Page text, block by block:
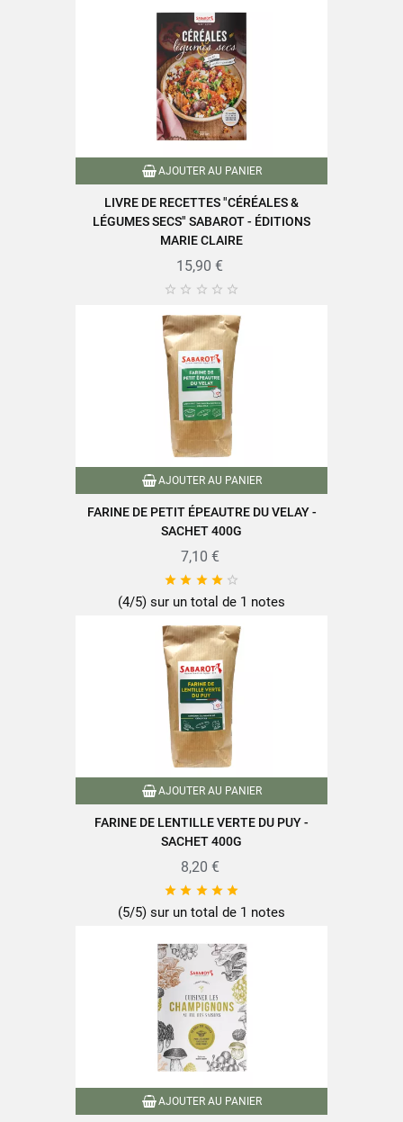
AJOUTER AU PANIER
LIVRE DE RECETTES "CÉRÉALES &
LÉGUMES SECS" SABAROT - ÉDITIONS
MARIE CLAIRE
15,90 €
    
AJOUTER AU PANIER
FARINE DE PETIT ÉPEAUTRE DU VELAY -
SACHET 400G
7,10 €
    
(4/5) sur un total de 1 notes
AJOUTER AU PANIER
FARINE DE LENTILLE VERTE DU PUY -
SACHET 400G
8,20 €
    
(5/5) sur un total de 1 notes
AJOUTER AU PANIER